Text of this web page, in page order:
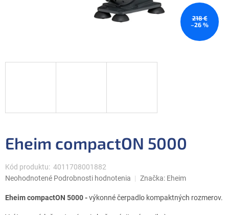
218 €
–26 %
Eheim compactON 5000
Kód produktu: 4011708001882
Priemerné
produktu
Neohodnotené Podrobnosti hodnotenia Značka: Eheim
Eheim compactON 5000 -výkonné čerpadlo kompaktných rozmerov.